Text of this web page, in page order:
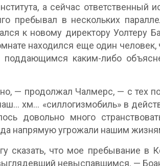
а сейчас ответственный
пребывал в нескольких
к новому директору Уолтеру
находился еще один
каким-либо
— продолжал Чалмерс, — с тех
хм… «силлогизмобиль» в
довольно много
напрямую угрожали нашим
сказать, что мое пребывание в
невыспавшимся. —